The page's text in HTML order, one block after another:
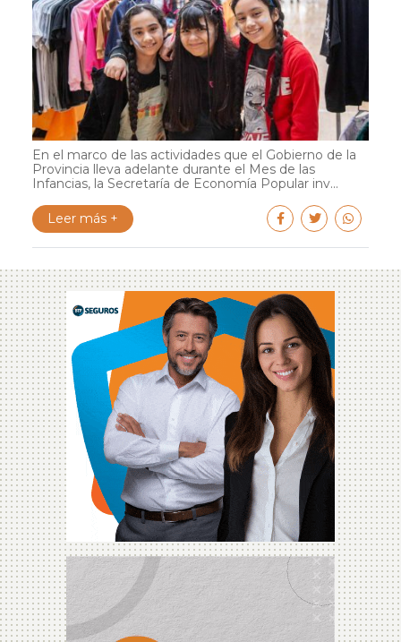
En el marco de las actividades que el Gobierno de la
Provincia lleva adelante durante el Mes de las
Infancias, la Secretaría de Economía Popular inv...
Leer más +